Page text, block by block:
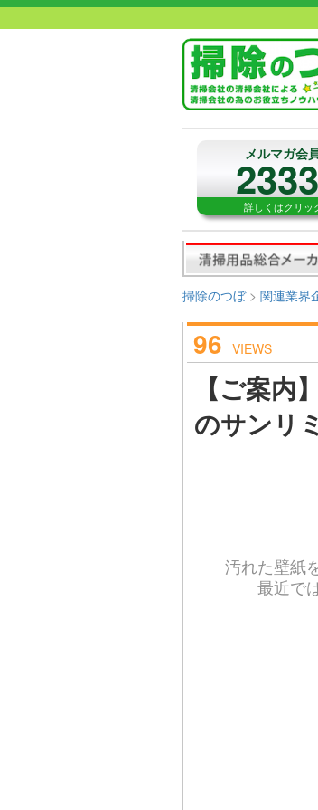
メルマガ会
2333
詳しくはクリ
掃除のつぼ> 関連業界
96 VIEWS
【ご案
のサンリ
汚れた壁紙
最近で